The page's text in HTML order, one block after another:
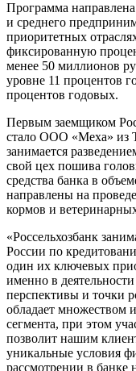
Программа
и среднего
приоритетных
фиксированную
менее 50 миллионов
уровне 11 процентов
процентов годовых.
Первым заемщиком
стало ООО «Меха» из
занимается
свой цех пошива
средства банка в
направлены на
кормов и
«Россельхозбанк
России по
один их ключевых
именно в
перспективы и точки
обладает множеством
сегмента, при этом
позволит нашим
уникальные условия
рассмотрении в банке